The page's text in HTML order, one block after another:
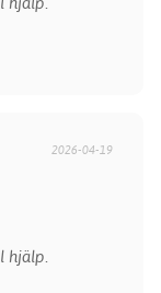
2026-04-19
hjälp.